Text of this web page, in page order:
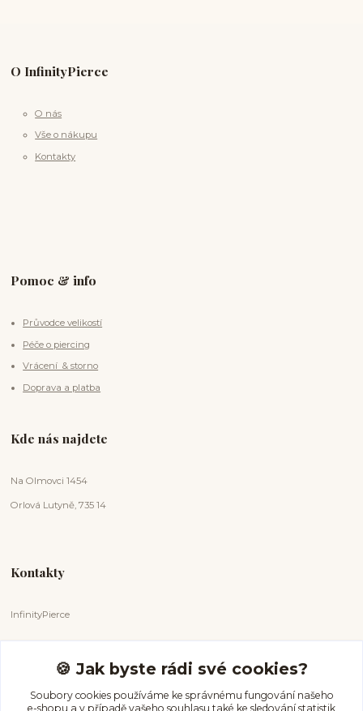
O InfinityPierce
O nás
Vše o nákupu
Kontakty
Pomoc & info
Průvodce velikostí
Péče o piercing
Vrácení & storno
Doprava a platba
Kde nás najdete
Na Olmovci 1454
Orlová Lutyně, 735 14
Kontakty
InfinityPierce
+420 731 681 038
(Po-Ne, 9-18 hod.)
🍪 Jak byste rádi své cookies?
Soubory cookies používáme ke správnému fungování našeho
e-shopu a v případě vašeho souhlasu také ke sledování statistik